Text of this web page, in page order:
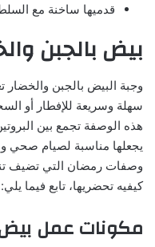
قدميها ساخنة مع
بيض بالجبن
سهلة وسريعة للإفطار أو
هذه الوصفة تجمع بين
يجعلها مناسبة لصيام صحي
وصفات رمضان التي تضيف
كيفيه تحضريها، تابع فيما يلي:
مكونات عمل بيض